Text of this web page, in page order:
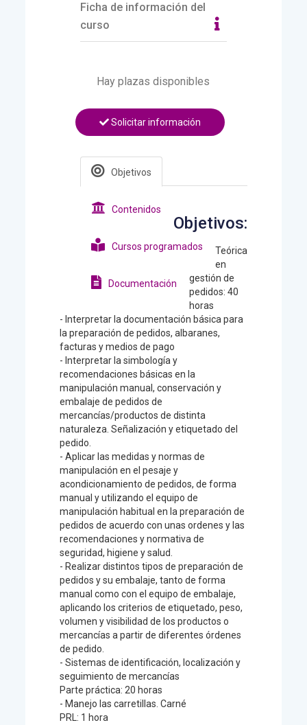
Ficha de información del
curso
Hay plazas disponibles
Solicitar información
Objetivos
Contenidos
Cursos programados
Documentación
Objetivos:
Teórica
en
gestión de
pedidos: 40
horas
- Interpretar la documentación básica para
la preparación de pedidos, albaranes,
facturas y medios de pago
- Interpretar la simbología y
recomendaciones básicas en la
manipulación manual, conservación y
embalaje de pedidos de
mercancías/productos de distinta
naturaleza. Señalización y etiquetado del
pedido.
- Aplicar las medidas y normas de
manipulación en el pesaje y
acondicionamiento de pedidos, de forma
manual y utilizando el equipo de
manipulación habitual en la preparación de
pedidos de acuerdo con unas ordenes y las
recomendaciones y normativa de
seguridad, higiene y salud.
- Realizar distintos tipos de preparación de
pedidos y su embalaje, tanto de forma
manual como con el equipo de embalaje,
aplicando los criterios de etiquetado, peso,
volumen y visibilidad de los productos o
mercancías a partir de diferentes órdenes
de pedido.
- Sistemas de identificación, localización y
seguimiento de mercancías
Parte práctica: 20 horas
- Manejo las carretillas. Carné
PRL: 1 hora